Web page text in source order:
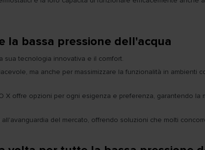
la bassa pressione dell'acqua
sua tecnologia innovativa e il comfort.
ma anche per massimizzare la funzionalità in ambienti
X offre opzioni per ogni esigenza e preferenza, garantendo la
all'avanguardia del mercato, offrendo soluzioni che molti